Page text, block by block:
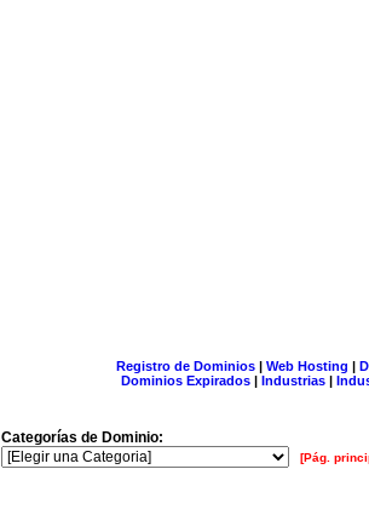
Registro de Dominios| Web Hosting |
Dominios Expirados | Industrias |
Categorías de Dominio:
[Pág.